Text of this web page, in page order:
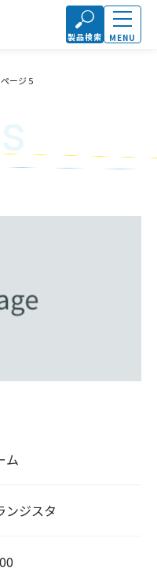
製品検索 MENU
ページ 5
ム
ンジスタ